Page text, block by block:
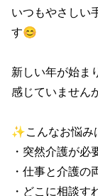
いつもやさしい
す😊
新しい年が始ま
感じていません
✨こんなお悩み
・突然介護が
・仕事と介護
・どこに相談